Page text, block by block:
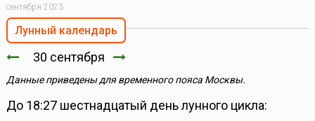
сентября 2023
Лунный календарь
30 сентября
Данные приведены для временного пояса Москвы.
До 18:27 шестнадцатый день лунного цикла: